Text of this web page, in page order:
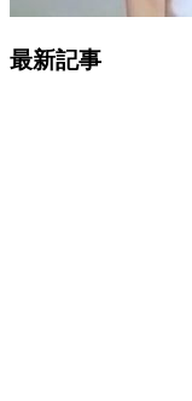
最新記事